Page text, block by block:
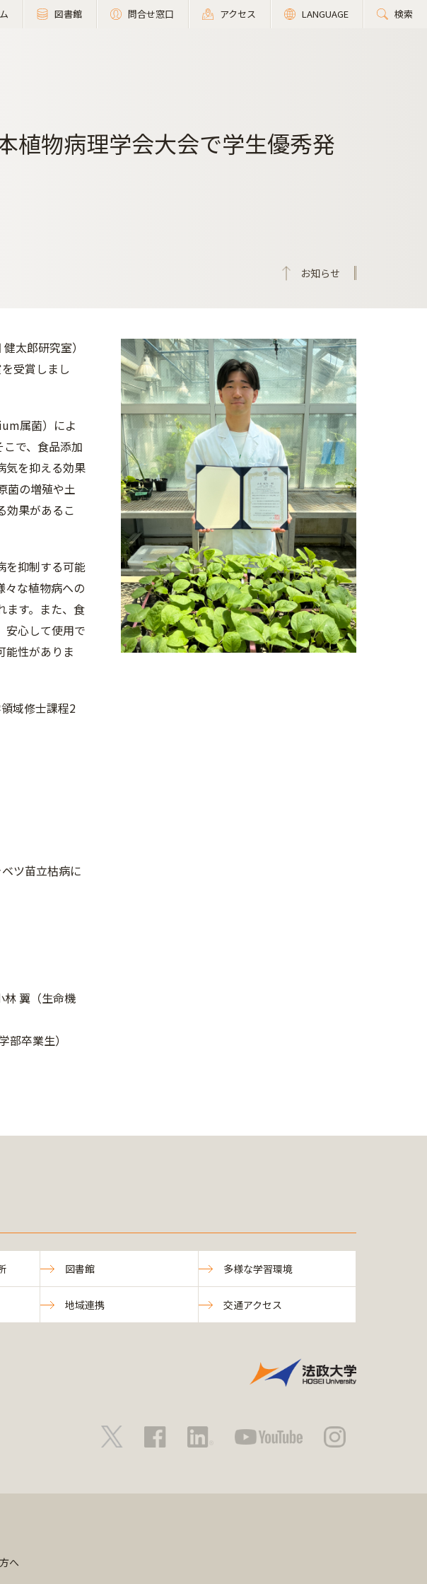
図書館 問合せ窓口 アクセス LANGUAGE 検索
植物病理学会大会で学生優秀発
お知らせ
太郎研究室）
受賞しまし
属菌）によ
で、食品添加
気を抑える効果
菌の増殖や土
効果があるこ
を抑制する可能
々な植物病への
ます。また、食
安心して使用で
能性がありま
域修士課程2
ツ苗立枯病に
林 翼（生命機
卒業生）
図書館 多様な学習環境
地域連携 交通アクセス
へ